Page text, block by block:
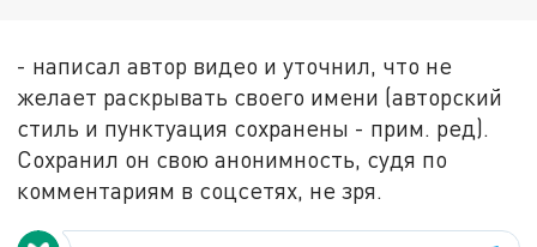
- написал автор видео и уточнил, что не
желает раскрывать своего имени (авторский
стиль и пунктуация сохранены - прим. ред).
Сохранил он свою анонимность, судя по
комментариям в соцсетях, не зря.